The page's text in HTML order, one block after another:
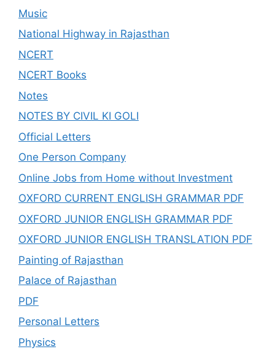
Music
National Highway in Rajasthan
NCERT
NCERT Books
Notes
NOTES BY CIVIL KI GOLI
Official Letters
One Person Company
Online Jobs from Home without Investment
OXFORD CURRENT ENGLISH GRAMMAR PDF
OXFORD JUNIOR ENGLISH GRAMMAR PDF
OXFORD JUNIOR ENGLISH TRANSLATION PDF
Painting of Rajasthan
Palace of Rajasthan
PDF
Personal Letters
Physics